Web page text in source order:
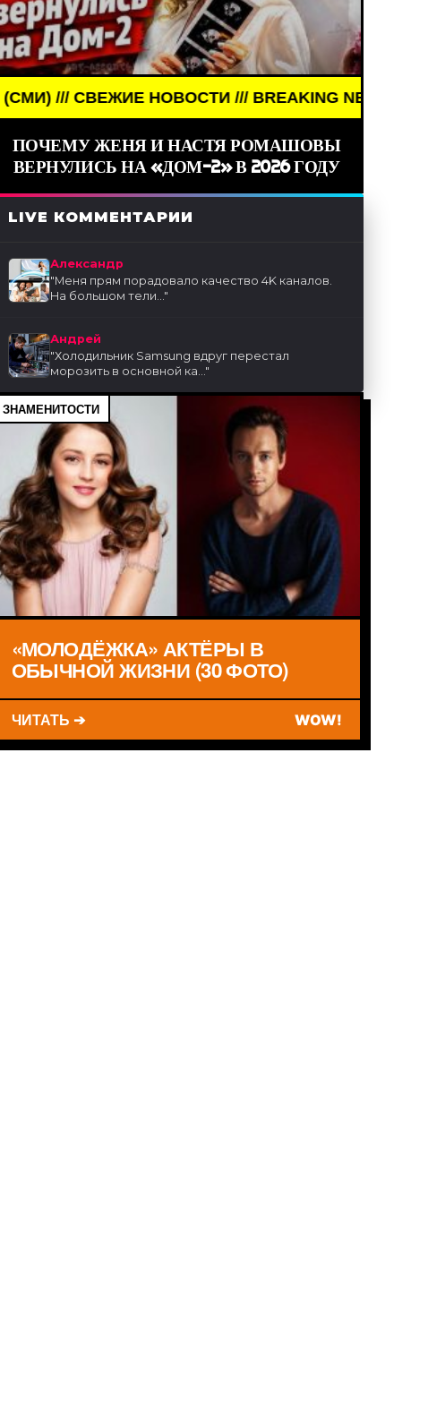
///
НОВОСТИ /// BREAKING NEWS /// НОВОСТИ
ПОЧЕМУ ЖЕНЯ И НАСТЯ РОМАШОВЫ
ВЕРНУЛИСЬ НА «ДОМ-2» В 2026 ГОДУ
LIVE КОММЕНТАРИИ
Александр
"Меня прям порадовало качество 4K каналов.
На большом тели..."
Андрей
"Холодильник Samsung вдруг перестал
морозить в основной ка..."
ЗНАМЕНИТОСТИ
«МОЛОДЁЖКА» АКТЁРЫ В
ОБЫЧНОЙ ЖИЗНИ (30 ФОТО)
ЧИТАТЬ ➔ WOW!